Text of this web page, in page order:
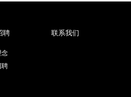
聘
念
聘
联系我们